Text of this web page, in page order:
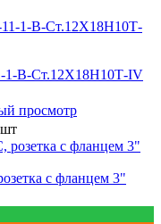
1-B-Ст.12Х18Н10Т-IV
просмотр
с фланцем 3"